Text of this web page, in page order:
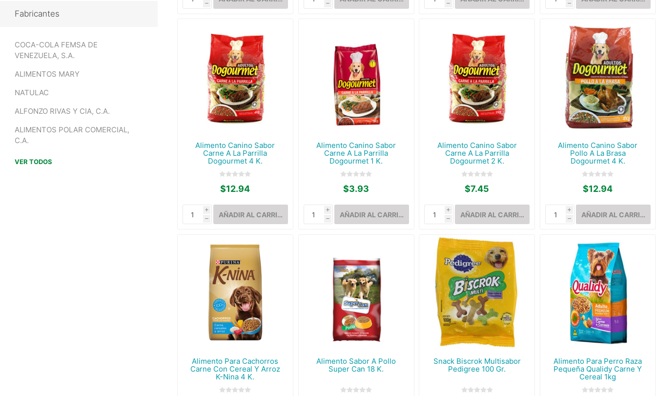
h h h h
Alimento Canino Sabor
Carne A La Parrilla
Dogourmet 4 K.
$12.94
i
h
Alimento Canino Sabor
Carne A La Parrilla
Dogourmet 1 K.
$3.93
i
h
Alimento Canino Sabor
Carne A La Parrilla
Dogourmet 2 K.
$7.45
i
h
Alimento Canino Sabor
Pollo A La Brasa
Dogourmet 4 K.
$12.94
i
h
Alimento Para Cachorros
Carne Con Cereal Y Arroz
K-Nina 4 K.
Alimento Sabor A Pollo
Super Can 18 K.
Snack Biscrok Multisabor
Pedigree 100 Gr.
Alimento Para Perro Raza
Pequeña Qualidy Carne Y
Cereal 1kg
Fabricantes
COCA-COLA FEMSA DE
VENEZUELA, S.A.
ALIMENTOS MARY
NATULAC
ALFONZO RIVAS Y CIA, C.A.
ALIMENTOS POLAR COMERCIAL,
C.A.
VER TODOS